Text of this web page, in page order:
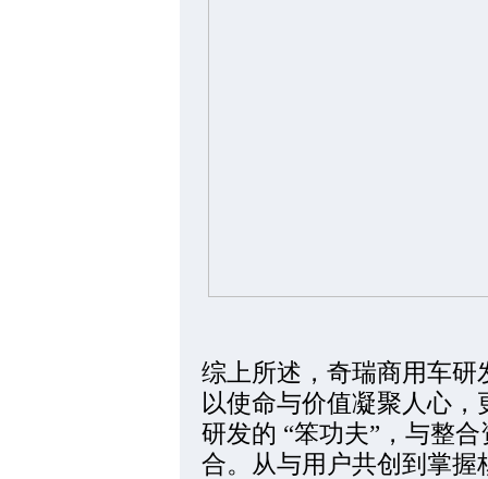
综上所述，奇瑞商用车
以使命与价值凝聚人心
研发的 “笨功夫”，与整
合。从与用户共创到掌